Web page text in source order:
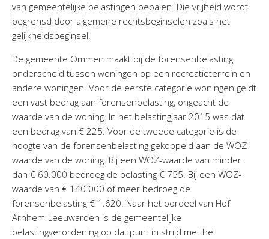
van gemeentelijke belastingen bepalen. Die vrijheid wordt
begrensd door algemene rechtsbeginselen zoals het
gelijkheidsbeginsel.
De gemeente Ommen maakt bij de forensenbelasting
onderscheid tussen woningen op een recreatieterrein en
andere woningen. Voor de eerste categorie woningen geldt
een vast bedrag aan forensenbelasting, ongeacht de
waarde van de woning. In het belastingjaar 2015 was dat
een bedrag van € 225. Voor de tweede categorie is de
hoogte van de forensenbelasting gekoppeld aan de WOZ-
waarde van de woning. Bij een WOZ-waarde van minder
dan € 60.000 bedroeg de belasting € 755. Bij een WOZ-
waarde van € 140.000 of meer bedroeg de
forensenbelasting € 1.620. Naar het oordeel van Hof
Arnhem-Leeuwarden is de gemeentelijke
belastingverordening op dat punt in strijd met het